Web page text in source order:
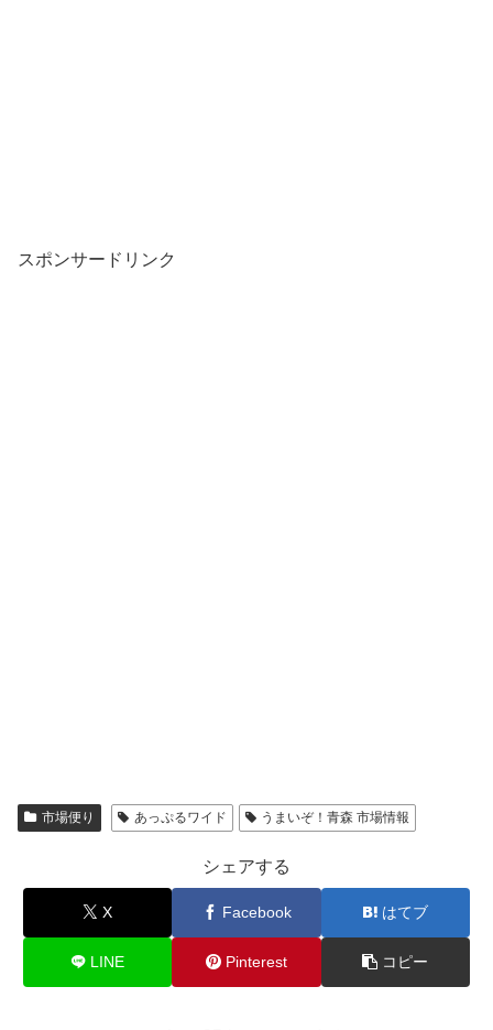
スポンサードリンク
市場便り あっぷるワイド うまいぞ！青森 市場情報
シェアする
X Facebook はてブ
LINE Pinterest コピー